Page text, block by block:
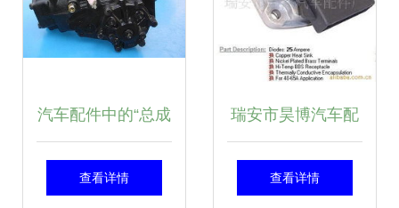
汽车配件中的“总成
都”是什么意思？
查看详情
瑞安市昊博汽车配
件厂
查看详情